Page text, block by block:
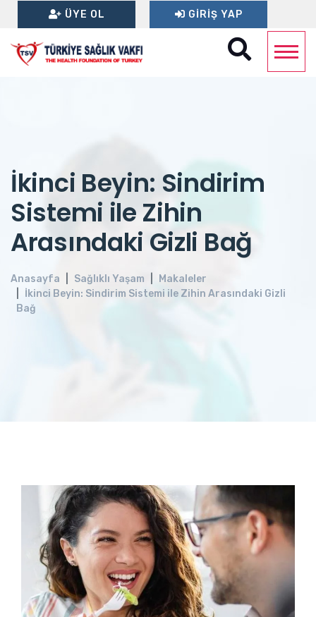
ÜYE OL GIRIŞ YAP
İkinci Beyin: Sindirim
Sistemi ile Zihin
Arasındaki Gizli Bağ
Anasayfa Sağlıklı Yaşam
Makaleler
İkinci Beyin: Sindirim Sistemi ile Zihin Arasındaki Gizli
Bağ